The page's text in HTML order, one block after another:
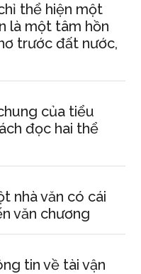
thể hiện một
là một tâm hồn
trước đất nước,
của tiểu
đọc hai thể
nhà văn có cái
văn chương
tin về tài vận